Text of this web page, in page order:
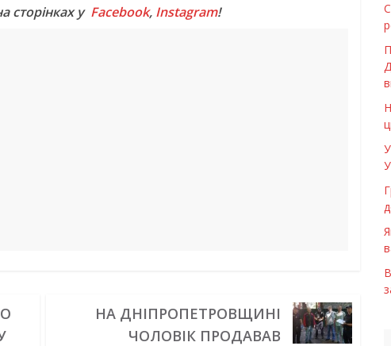
сторінках у Facebook, Instagram!
НА ДНІПРОПЕТРОВЩИНІ
ЧОЛОВІК ПРОДАВАВ